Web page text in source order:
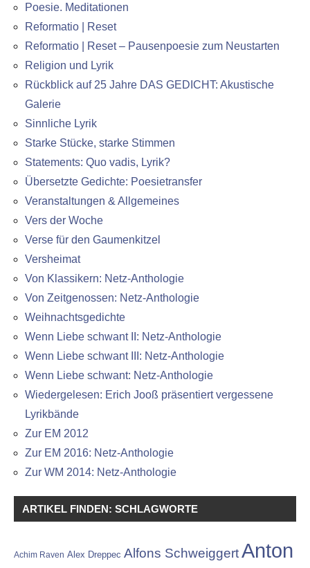
Poesie. Meditationen
Reformatio | Reset
Reformatio | Reset – Pausenpoesie zum Neustarten
Religion und Lyrik
Rückblick auf 25 Jahre DAS GEDICHT: Akustische
Galerie
Sinnliche Lyrik
Starke Stücke, starke Stimmen
Statements: Quo vadis, Lyrik?
Übersetzte Gedichte: Poesietransfer
Veranstaltungen & Allgemeines
Vers der Woche
Verse für den Gaumenkitzel
Versheimat
Von Klassikern: Netz-Anthologie
Von Zeitgenossen: Netz-Anthologie
Weihnachtsgedichte
Wenn Liebe schwant II: Netz-Anthologie
Wenn Liebe schwant III: Netz-Anthologie
Wenn Liebe schwant: Netz-Anthologie
Wiedergelesen: Erich Jooß präsentiert vergessene
Lyrikbände
Zur EM 2012
Zur EM 2016: Netz-Anthologie
Zur WM 2014: Netz-Anthologie
ARTIKEL FINDEN: SCHLAGWORTE
Achim Raven Alex Dreppec Alfons SchweiggertAnton